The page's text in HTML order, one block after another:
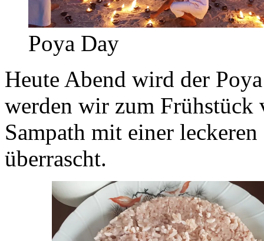
Poya Day
Heute Abend wird der
werden wir zum Frühstück
Sampath mit einer leckeren
überrascht.